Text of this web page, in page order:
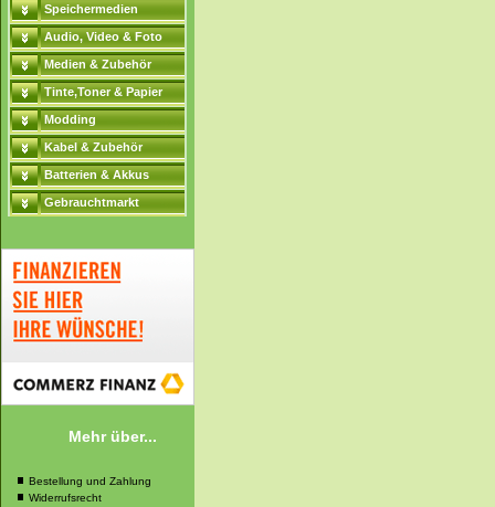
Speichermedien
Audio, Video & Foto
Medien & Zubehör
Tinte,Toner & Papier
Modding
Kabel & Zubehör
Batterien & Akkus
Gebrauchtmarkt
Mehr über...
Bestellung und Zahlung
Widerrufsrecht